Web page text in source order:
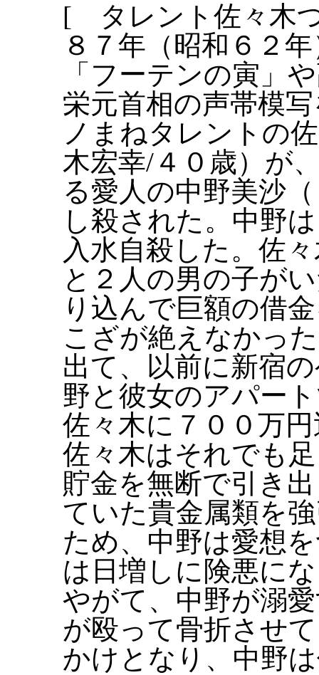
[ タレント佐々木
８７年（昭和６２
「フーテンの寅」
栄元首相の声帯模
ノまねタレントの
木宏幸/４０歳）が
る愛人の中野美沙
し殺された。中野
入水自殺した。佐
と２人の男の子が
り込んで巨額の借
こざが絶えなかっ
出て、以前に新宿
野と彼女のアパー
佐々木に７００万
佐々木はそれでも
貯金を無断で引き
ていた貴金属類を
ため、中野は愛想
は日増しに険悪に
やがて、中野が溺
が殴って骨折させ
かけとなり、中野